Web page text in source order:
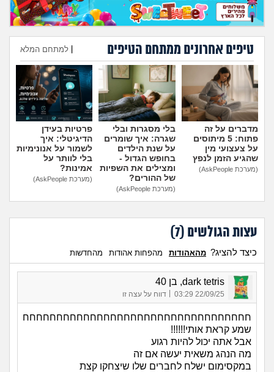
יוקר המחיה
טיפים אחרונים ממתחם הטיפים למתחם המלא
הוספת טיפ
מדברים על זה
פתוח: 5 מיתוסים
על צעצועי מין
שהגיע הזמן לנפץ
(מערכת AskPeople)
בלי מסגרות ובלי
שגרה: איך שומרים
על שנת הילדים
בחופש הגדול -
ומצילים את השפיות
של ההורים?
(מערכת AskPeople)
פרטיות בעידן
הדיגיטלי: איך
לשמור על אנונימיות
בלי לוותר על
אמינות?
(מערכת AskPeople)
עצות הגולשים (7
)
כיצד להציג? מהאהודות מהפחות אהודות מהחדשות
dark tetris, בן 40
22/09/25 03:29
| דווח על עצה זו
חחחחחחחחחחחחחחחחחחחחחחחחחחחחחחחחחח
שמע קראת אותי!!!!!!
אבל אתה יכול להיות רגוע
מה הנהג משאית יעשה אם זה
במקסימום ישלח לחברים שלו שיצחקו קצת